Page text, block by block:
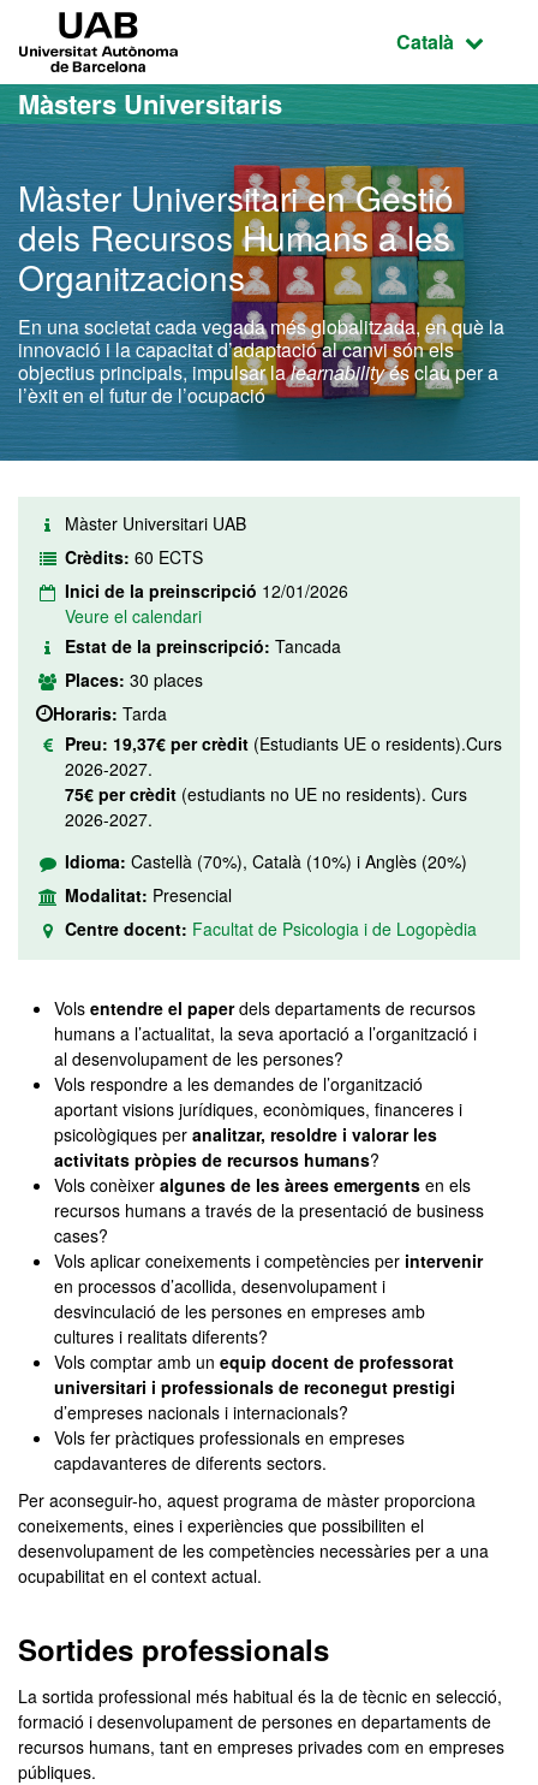
Ves al contingut principal
Ves a la navegació de la pàgina
Idioma
Català
Màsters Universitaris
Màster Universitari en Gestió
dels Recursos Humans a les
Organitzacions
En una societat cada vegada més globalitzada, en què la
innovació i la capacitat d’adaptació al canvi són els
objectius principals, impulsar lalearnabilityés clau per a
l’èxit en el futur de l’ocupació
Màster Universitari UAB
Crèdits: 60 ECTS
Inici de la preinscripció 12/01/2026
Veure el calendari
Estat de la preinscripció: Tancada
Places: 30 places
Horaris: Tarda
Preu: 19,37€ per crèdit (Estudiants UE o residents).Curs
2026-2027.
75€ per crèdit (estudiants no UE no residents). Curs
2026-2027.
Idioma: Castellà (70%), Català (10%) i Anglès (20%)
Modalitat: Presencial
Centre docent: Facultat de Psicologia i de Logopèdia
Vols entendre el paperdels departaments de recursos
humans a l’actualitat, la seva aportació a l’organització i
al desenvolupament de les persones?
Vols respondre a les demandes de l’organització
aportant visions jurídiques, econòmiques, financeres i
psicològiques per analitzar, resoldre i valorar les
activitats pròpies de recursos humans?
Vols conèixer algunes de les àrees emergents en els
recursos humans a través de la presentació de business
cases?
Vols aplicar coneixements i competències per intervenir
en processos d’acollida, desenvolupament i
desvinculació de les persones en empreses amb
cultures i realitats diferents?
Vols comptar amb un equip docent de professorat
universitari i professionals de reconegut prestigi
d’empreses nacionals i internacionals?
Vols fer pràctiques professionals en empreses
capdavanteres de diferents sectors.
Per aconseguir-ho, aquest programa de màster proporciona
coneixements, eines i experiències que possibiliten el
desenvolupament de les competències necessàries per a una
ocupabilitat en el context actual.
Sortides professionals
La sortida professional més habitual és la de tècnic en selecció,
formació i desenvolupament de persones en departaments de
recursos humans, tant en empreses privades com en empreses
públiques.